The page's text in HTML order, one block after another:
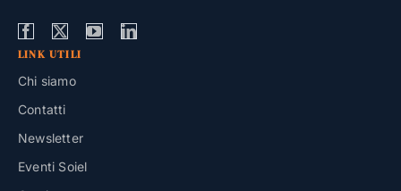
LINK UTILI
Chi siamo
Contatti
Newsletter
Eventi Soiel